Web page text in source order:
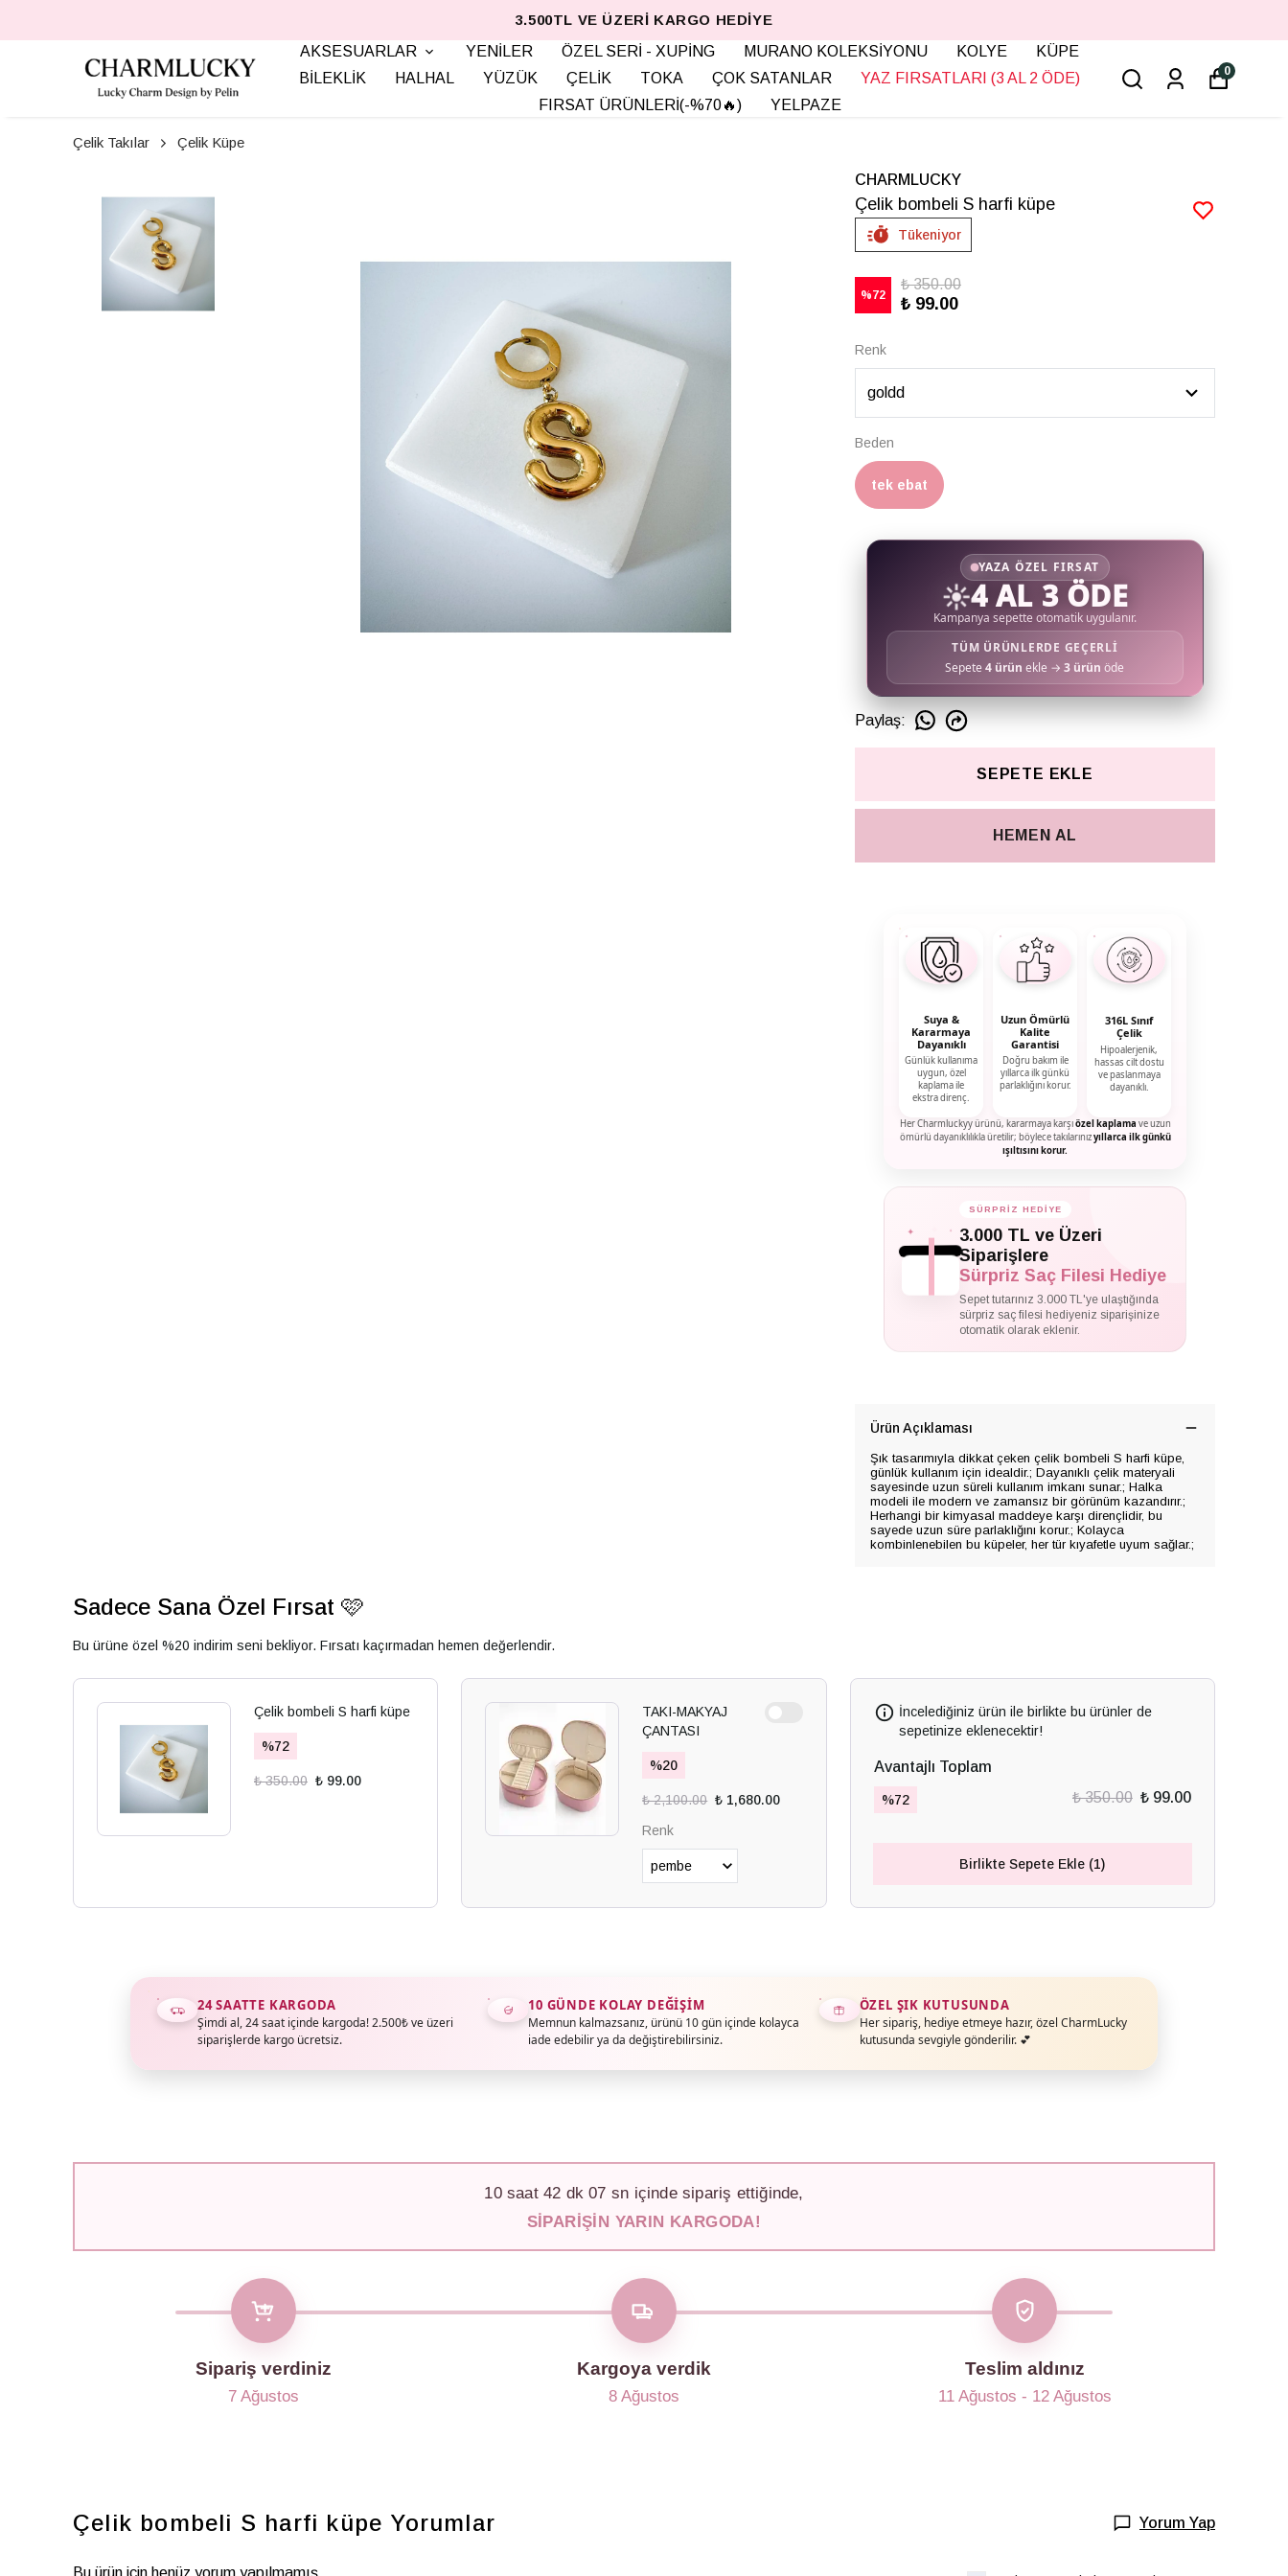
3.500TL VE ÜZERI KARGO HEDIYE
AKSESUARLAR
YENİLER ÖZEL SERİ - XUPİNG MURANO KOLEKSİYONU KOLYE
KÜPE
BİLEKLİK
HALHAL YÜZÜK ÇELİK TOKA ÇOK SATANLAR
YAZ FIRSATLARI (3 AL 2 ÖDE)
FIRSAT ÜRÜNLERİ(-%70🔥)
YELPAZE
0
Çelik Takılar Çelik Küpe
CHARMLUCKY
Çelik bombeli S harfi küpe
Tükeniyor
%72
₺ 350.00
₺ 99.00
Renk
Beden
tek ebat
YAZA ÖZEL FIRSAT
☀️4 AL 3 ÖDE
Kampanya sepette otomatik uygulanır.
TÜM ÜRÜNLERDE GEÇERLİ
Sepete4 ürün ekle →3 ürün öde
Paylaş:
SEPETE EKLE
HEMEN AL
Suya &
Kararmaya
Dayanıklı
Günlük kullanıma
uygun, özel
kaplama ile
ekstra direnç.
Uzun Ömürlü
Kalite
Garantisi
Doğru bakım ile
yıllarca ilk günkü
parlaklığını korur.
316L Sınıf
Çelik
Hipoalerjenik,
hassas cilt dostu
ve paslanmaya
dayanıklı.
Her Charmluckyy ürünü, kararmaya karşıözel kaplama ve uzun
ömürlü dayanıklılıkla üretilir; böylece takılarınızyıllarca ilk günkü
ışıltısını korur.
✦
✦
SÜRPRİZ HEDİYE
3.000 TL ve Üzeri
Siparişlere
Sürpriz Saç Filesi Hediye
Sepet tutarınız 3.000 TL'ye ulaştığında
sürpriz saç filesi hediyeniz siparişinize
otomatik olarak eklenir.
Ürün Açıklaması
Şık tasarımıyla dikkat çeken çelik bombeli S harfi küpe,
günlük kullanım için idealdir.; Dayanıklı çelik materyali
sayesinde uzun süreli kullanım imkanı sunar.; Halka
modeli ile modern ve zamansız bir görünüm kazandırır.;
Herhangi bir kimyasal maddeye karşı dirençlidir, bu
sayede uzun süre parlaklığını korur.; Kolayca
kombinlenebilen bu küpeler, her tür kıyafetle uyum sağlar.;
Sadece Sana Özel Fırsat 🩷
Bu ürüne özel %20 indirim seni bekliyor. Fırsatı kaçırmadan hemen değerlendir.
Çelik bombeli S harfi küpe
%72
₺ 350.00 ₺ 99.00
TAKI-MAKYAJ
ÇANTASI
%20
₺ 2,100.00 ₺ 1,680.00
Renk
İncelediğiniz ürün ile birlikte bu ürünler de
sepetinize eklenecektir!
Avantajlı Toplam
%72 ₺ 350.00 ₺ 99.00
Birlikte Sepete Ekle (1)
24 SAATTE KARGODA
Şimdi al, 24 saat içinde kargoda! 2.500₺ ve üzeri
siparişlerde kargo ücretsiz.
10 GÜNDE KOLAY DEĞIŞIM
Memnun kalmazsanız, ürünü 10 gün içinde kolayca
iade edebilir ya da değiştirebilirsiniz.
ÖZEL ŞIK KUTUSUNDA
Her sipariş, hediye etmeye hazır, özel CharmLucky
kutusunda sevgiyle gönderilir. 💕
10saat42 dk04 sn içinde sipariş ettiğinde,
SIPARIŞIN YARIN KARGODA!
Sipariş verdiniz
7 Ağustos
Kargoya verdik
8 Ağustos
Teslim aldınız
11 Ağustos - 12 Ağustos
Çelik bombeli S harfi küpe Yorumlar Yorum Yap
Bu ürün için henüz yorum yapılmamış.